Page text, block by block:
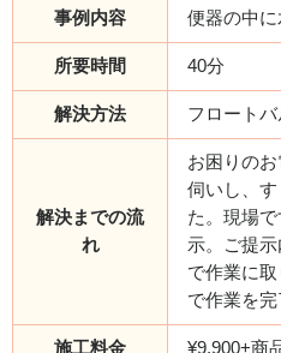
事例内容 便器の中
所要時間 40分
解決方法 フロート
解決までの流
れ
お困りの
伺いし、
た。現場
示。ご提
で作業に
で作業を完
施工料金 ¥9,900+商